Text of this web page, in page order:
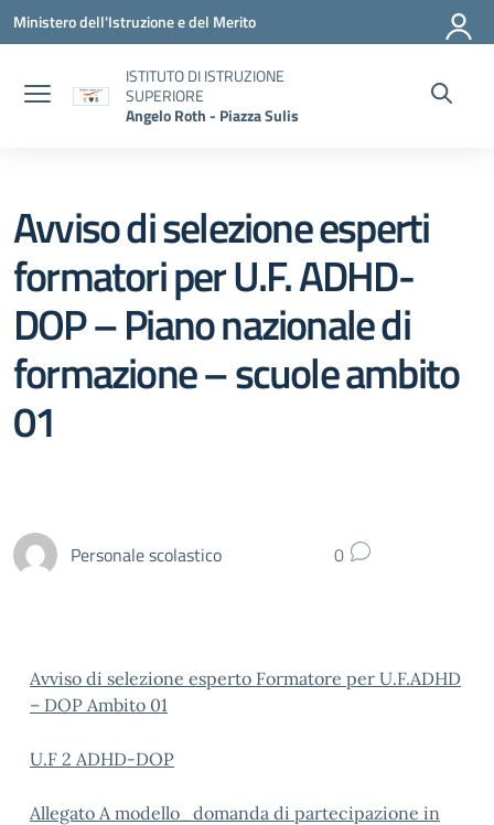
Vai ai contenuti
Vai al menu di navigazione
Vai al footer
Ministero dell'Istruzione e del Merito
ISTITUTO DI ISTRUZIONE
SUPERIORE
Angelo Roth - Piazza Sulis
Avviso di selezione esperti
formatori per U.F. ADHD-
DOP – Piano nazionale di
formazione – scuole ambito
01
Personale scolastico 0
Avviso di selezione esperto Formatore per U.F.ADHD
– DOP Ambito 01
U.F 2 ADHD-DOP
Allegato A modello_domanda di partecipazione in